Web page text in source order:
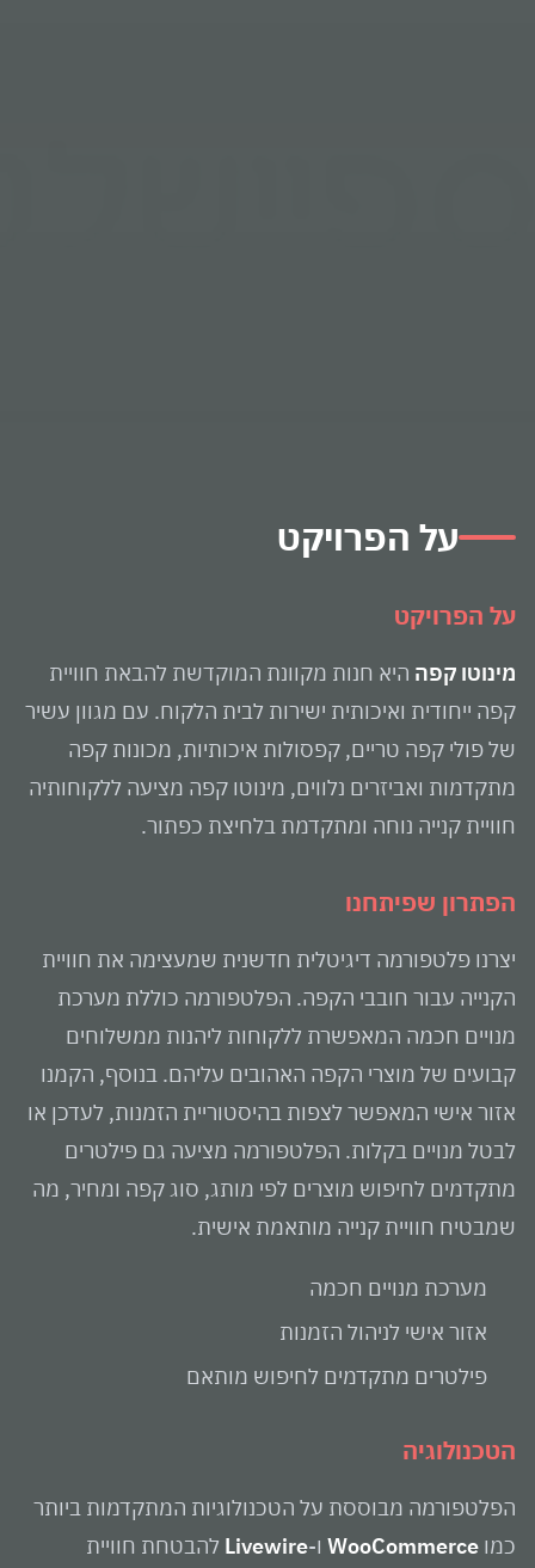
על הפרויקט
על הפרויקט
מינוטו קפה היא חנות מקוונת המוקדשת להבאת חוויית
קפה ייחודית ואיכותית ישירות לבית הלקוח. עם מגוון עשיר
של פולי קפה טריים, קפסולות איכותיות, מכונות קפה
מתקדמות ואביזרים נלווים, מינוטו קפה מציעה ללקוחותיה
חוויית קנייה נוחה ומתקדמת בלחיצת כפתור.
הפתרון שפיתחנו
יצרנו פלטפורמה דיגיטלית חדשנית שמעצימה את חוויית
הקנייה עבור חובבי הקפה. הפלטפורמה כוללת מערכת
מנויים חכמה המאפשרת ללקוחות ליהנות ממשלוחים
קבועים של מוצרי הקפה האהובים עליהם. בנוסף, הקמנו
אזור אישי המאפשר לצפות בהיסטוריית הזמנות, לעדכן או
לבטל מנויים בקלות. הפלטפורמה מציעה גם פילטרים
מתקדמים לחיפוש מוצרים לפי מותג, סוג קפה ומחיר, מה
שמבטיח חוויית קנייה מותאמת אישית.
מערכת מנויים חכמה
אזור אישי לניהול הזמנות
פילטרים מתקדמים לחיפוש מותאם
הטכנולוגיה
הפלטפורמה מבוססת על הטכנולוגיות המתקדמות ביותר
כמו WooCommerce ו-Livewire להבטחת חוויית